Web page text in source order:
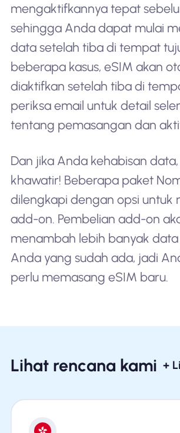
mengaktifkannya tepat
sehingga Anda dapat mulai
data setelah tiba di tempat
beberapa kasus, eSIM akan
diaktifkan setelah tiba di
periksa email untuk detail
tentang pemasangan dan
Dan jika Anda kehabisan
khawatir! Beberapa paket
dilengkapi dengan opsi untuk
add-on. Pembelian add-on
menambah lebih banyak data
Anda yang sudah ada, jadi
perlu memasang eSIM baru.
Lihat rencana kami +